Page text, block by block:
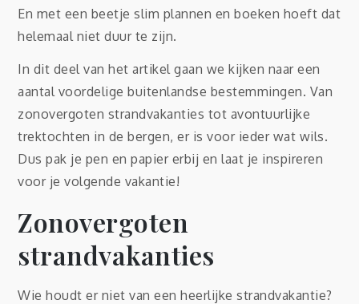
En met een beetje slim plannen en boeken hoeft dat
helemaal niet duur te zijn.
In dit deel van het artikel gaan we kijken naar een
aantal voordelige buitenlandse bestemmingen. Van
zonovergoten strandvakanties tot avontuurlijke
trektochten in de bergen, er is voor ieder wat wils.
Dus pak je pen en papier erbij en laat je inspireren
voor je volgende vakantie!
Zonovergoten
strandvakanties
Wie houdt er niet van een heerlijke strandvakantie?